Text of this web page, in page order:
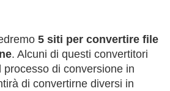
5 siti per convertire file
. Alcuni di questi convertitori
di conversione in
di convertirne diversi in